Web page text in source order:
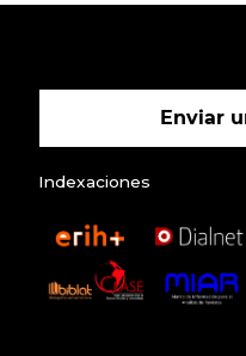
Enviar
Indexaciones